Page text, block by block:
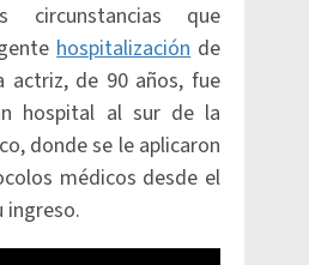
circunstancias que
hospitalizaciónde
actriz, de 90 años, fue
hospital al sur de la
donde se le aplicaron
médicos desde el
ingreso.